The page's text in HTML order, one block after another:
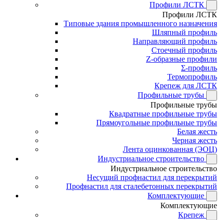
Профили ЛСТК
Профили ЛСТК
Типовые здания промышленного назначения
Шляпный профиль
Направляющий профиль
Стоечный профиль
Z-образные профили
Σ-профиль
Термопрофиль
Крепеж для ЛСТК
Профильные трубы
Профильные трубы
Квадратные профильные трубы
Прямоугольные профильные трубы
Белая жесть
Черная жесть
Лента оцинкованная (ЭОЦ)
Индустриальное строительство
Индустриальное строительство
Несущий профнастил для перекрытий
Профнастил для сталебетонных перекрытий
Комплектующие
Комплектующие
Крепеж